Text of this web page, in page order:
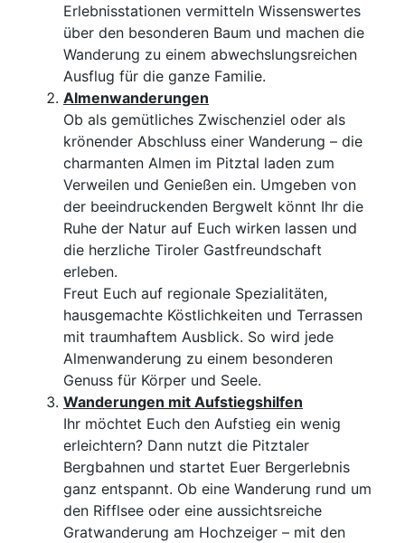
Erlebnisstationen vermitteln Wissenswertes
über den besonderen Baum und machen die
Wanderung zu einem abwechslungsreichen
Ausflug für die ganze Familie.
Almenwanderungen
Ob als gemütliches Zwischenziel oder als
krönender Abschluss einer Wanderung – die
charmanten Almen im Pitztal laden zum
Verweilen und Genießen ein. Umgeben von
der beeindruckenden Bergwelt könnt Ihr die
Ruhe der Natur auf Euch wirken lassen und
die herzliche Tiroler Gastfreundschaft
erleben.
Freut Euch auf regionale Spezialitäten,
hausgemachte Köstlichkeiten und Terrassen
mit traumhaftem Ausblick. So wird jede
Almenwanderung zu einem besonderen
Genuss für Körper und Seele.
Wanderungen mit Aufstiegshilfen
Ihr möchtet Euch den Aufstieg ein wenig
erleichtern? Dann nutzt die Pitztaler
Bergbahnen und startet Euer Bergerlebnis
ganz entspannt. Ob eine Wanderung rund um
den Rifflsee oder eine aussichtsreiche
Gratwanderung am Hochzeiger – mit den